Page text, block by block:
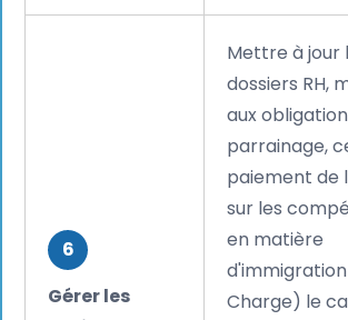
6
Gérer les
Mettre à jour
dossiers RH,
aux
parrainage,
paiement de
sur les
en matière
d'immigration
Charge) le